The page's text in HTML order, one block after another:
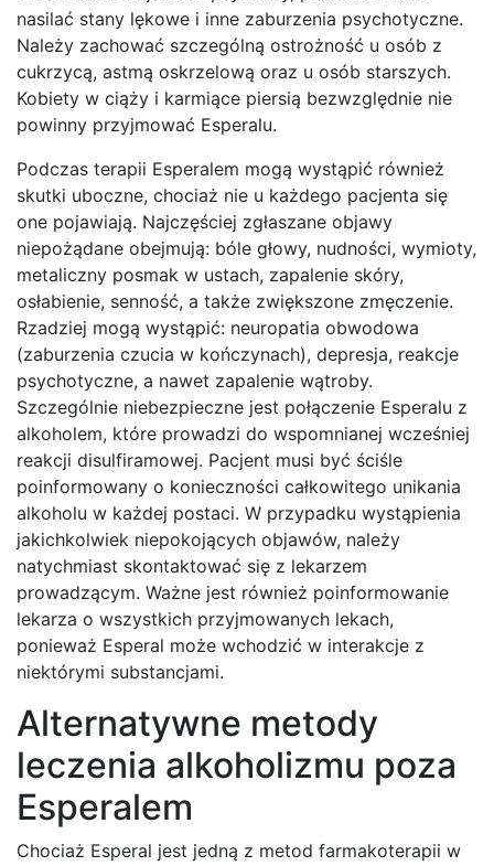
nasilać stany lękowe i inne zaburzenia psychotyczne.
Należy zachować szczególną ostrożność u osób z
cukrzycą, astmą oskrzelową oraz u osób starszych.
Kobiety w ciąży i karmiące piersią bezwzględnie nie
powinny przyjmować Esperalu.
Podczas terapii Esperalem mogą wystąpić również
skutki uboczne, chociaż nie u każdego pacjenta się
one pojawiają. Najczęściej zgłaszane objawy
niepożądane obejmują: bóle głowy, nudności, wymioty,
metaliczny posmak w ustach, zapalenie skóry,
osłabienie, senność, a także zwiększone zmęczenie.
Rzadziej mogą wystąpić: neuropatia obwodowa
(zaburzenia czucia w kończynach), depresja, reakcje
psychotyczne, a nawet zapalenie wątroby.
Szczególnie niebezpieczne jest połączenie Esperalu z
alkoholem, które prowadzi do wspomnianej wcześniej
reakcji disulfiramowej. Pacjent musi być ściśle
poinformowany o konieczności całkowitego unikania
alkoholu w każdej postaci. W przypadku wystąpienia
jakichkolwiek niepokojących objawów, należy
natychmiast skontaktować się z lekarzem
prowadzącym. Ważne jest również poinformowanie
lekarza o wszystkich przyjmowanych lekach,
ponieważ Esperal może wchodzić w interakcje z
niektórymi substancjami.
Alternatywne metody
leczenia alkoholizmu poza
Esperalem
Chociaż Esperal jest jedną z metod farmakoterapii w